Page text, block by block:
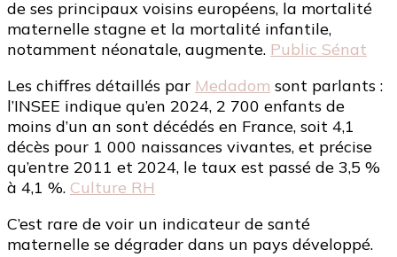
de ses principaux voisins européens, la mortalité
maternelle stagne et la mortalité infantile,
notamment néonatale, augmente. Public Sénat
Les chiffres détaillés par Medadom sont parlants :
l’INSEE indique qu’en 2024, 2 700 enfants de
moins d’un an sont décédés en France, soit 4,1
décès pour 1 000 naissances vivantes, et précise
qu’entre 2011 et 2024, le taux est passé de 3,5 %
à 4,1 %. Culture RH
C’est rare de voir un indicateur de santé
maternelle se dégrader dans un pays développé.